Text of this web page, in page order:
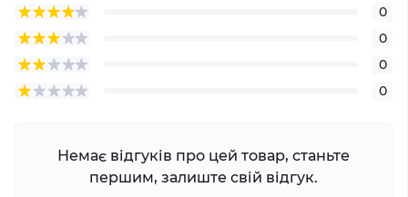
0
0
0
0
Немає відгуків про цей товар, станьте
першим, залиште свій відгук.